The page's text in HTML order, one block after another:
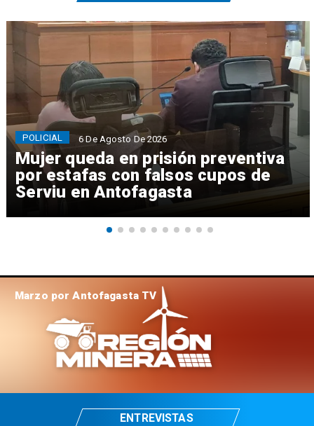
Mujer queda en prisión preventiva
por estafas con falsos cupos de
Serviu en Antofagasta
POLICIAL 6 De Agosto De 2026
Marzo por Antofagasta TV
ENTREVISTAS